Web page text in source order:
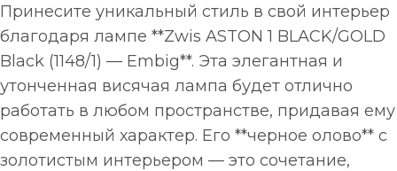
Принесите уникальный стиль в свой интерьер
благодаря лампе **Zwis ASTON 1 BLACK/GOLD
Black (1148/1) — Embig**. Эта элегантная и
утонченная висячая лампа будет отлично
работать в любом пространстве, придавая ему
современный характер. Его **черное олово** с
золотистым интерьером — это сочетание,